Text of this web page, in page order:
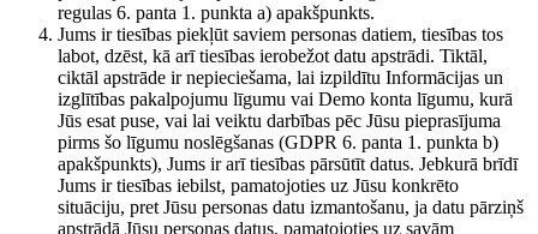
regulas 6. panta 1. punkta a) apakšpunkts.
Jums ir tiesības piekļūt saviem personas datiem, tiesības tos
labot, dzēst, kā arī tiesības ierobežot datu apstrādi. Tiktāl,
ciktāl apstrāde ir nepieciešama, lai izpildītu Informācijas un
izglītības pakalpojumu līgumu vai Demo konta līgumu, kurā
Jūs esat puse, vai lai veiktu darbības pēc Jūsu pieprasījuma
pirms šo līgumu noslēgšanas (GDPR 6. panta 1. punkta b)
apakšpunkts), Jums ir arī tiesības pārsūtīt datus. Jebkurā brīdī
Jums ir tiesības iebilst, pamatojoties uz Jūsu konkrēto
situāciju, pret Jūsu personas datu izmantošanu, ja datu pārziņš
apstrādā Jūsu personas datus, pamatojoties uz savām